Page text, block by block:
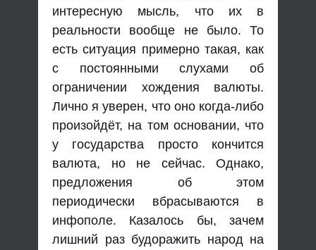
интересную мысль, что их в
реальности вообще не было. То
есть ситуация примерно такая, как
с постоянными слухами об
ограничении хождения валюты.
Лично я уверен, что оно когда-либо
произойдёт, на том основании, что
у государства просто кончится
валюта, но не сейчас. Однако,
предложения об этом
периодически вбрасываются в
инфополе. Казалось бы, зачем
лишний раз будоражить народ на